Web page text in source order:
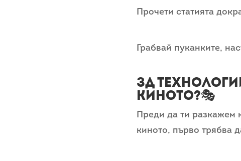
Прочети статията
Грабвай пуканките,
Зд
киното?🎭
Преди да ти разкажем
киното, първо трябва